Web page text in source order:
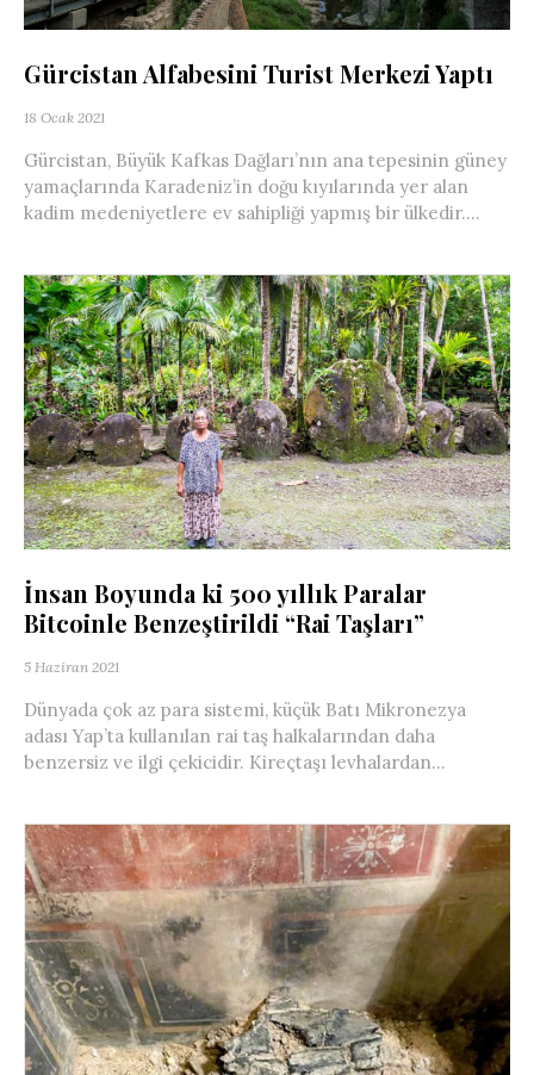
Gürcistan Alfabesini Turist Merkezi Yaptı
18 Ocak 2021
Gürcistan, Büyük Kafkas Dağları’nın ana tepesinin güney
yamaçlarında Karadeniz’in doğu kıyılarında yer alan
kadim medeniyetlere ev sahipliği yapmış bir ülkedir....
İnsan Boyunda ki 500 yıllık Paralar
Bitcoinle Benzeştirildi “Rai Taşları”
5 Haziran 2021
Dünyada çok az para sistemi, küçük Batı Mikronezya
adası Yap’ta kullanılan rai taş halkalarından daha
benzersiz ve ilgi çekicidir. Kireçtaşı levhalardan...